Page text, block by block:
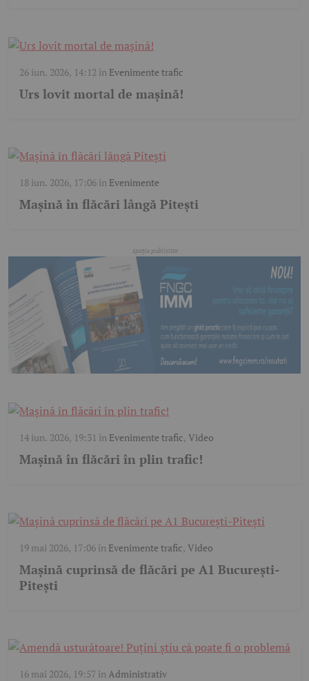
26 iun. 2026, 14:12 în Evenimente trafic
Urs lovit mortal de mașină!
18 iun. 2026, 17:06 în Evenimente
Mașină în flăcări lângă Pitești
14 iun. 2026, 19:31 în Evenimente trafic, Video
Mașină în flăcări în plin trafic!
19 mai 2026, 17:06 în Evenimente trafic, Video
Mașină cuprinsă de flăcări pe A1 București-
Pitești
16 mai 2026, 19:57 în Administrativ